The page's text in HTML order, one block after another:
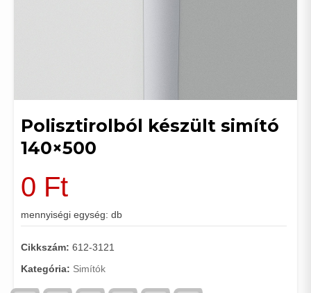
Polisztirolból készült simító
140×500
0 Ft
mennyiségi egység: db
Cikkszám: 612-3121
Kategória: Simítók